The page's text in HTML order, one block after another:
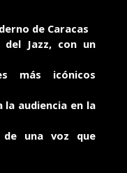
de Caracas
Jazz, con un
más icónicos
la audiencia en la
de una voz que